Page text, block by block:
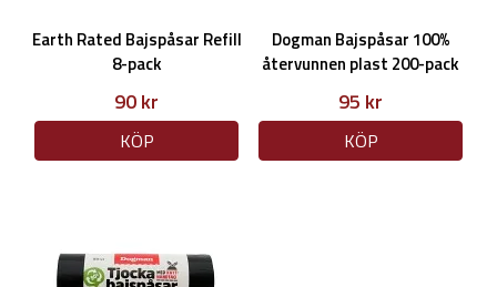
Earth Rated Bajspåsar Refill
8-pack
90 kr
KÖP
Dogman Bajspåsar 100%
återvunnen plast 200-pack
95 kr
KÖP